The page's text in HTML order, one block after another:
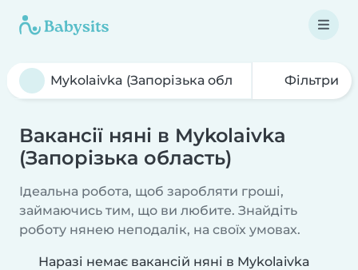
Фільтри
Вакансії няні в Mykolaivka
(Запорізька область)
Ідеальна робота, щоб заробляти гроші,
займаючись тим, що ви любите. Знайдіть
роботу нянею неподалік, на своїх умовах.
Наразі немає вакансій няні в Mykolaivka